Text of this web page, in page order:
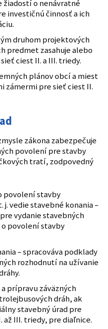
žiadostí o nenávratné
investičnú činnosť a ich
druhom projektových
predmet zasahuje alebo
ciest II. a III. triedy.
plánov obcí a miest
zámermi pre sieť ciest II.
zákona zabezpečuje
povolení pre stavby
tratí, zodpovedný
povolení stavby
vedie stavebné konania –
vydanie stavebných
povolení stavby
– spracováva podklady
rozhodnutí na užívanie
prípravu záväzných
dráh, ak
stavebný úrad pre
až III. triedy, pre diaľnice.